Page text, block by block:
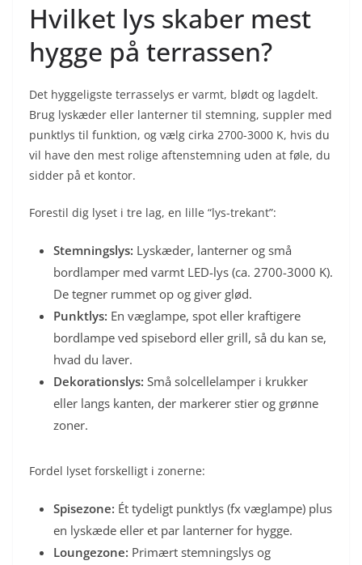
Hvilket lys skaber mest
hygge på terrassen?
Det hyggeligste terrasselys er varmt, blødt og lagdelt.
Brug lyskæder eller lanterner til stemning, suppler med
punktlys til funktion, og vælg cirka 2700-3000 K, hvis du
vil have den mest rolige aftenstemning uden at føle, du
sidder på et kontor.
Forestil dig lyset i tre lag, en lille “lys-trekant”:
Stemningslys: Lyskæder, lanterner og små
bordlamper med varmt LED-lys (ca. 2700-3000 K).
De tegner rummet op og giver glød.
Punktlys: En væglampe, spot eller kraftigere
bordlampe ved spisebord eller grill, så du kan se,
hvad du laver.
Dekorationslys: Små solcellelamper i krukker
eller langs kanten, der markerer stier og grønne
zoner.
Fordel lyset forskelligt i zonerne:
Spisezone: Ét tydeligt punktlys (fx væglampe) plus
en lyskæde eller et par lanterner for hygge.
Loungezone: Primært stemningslys og